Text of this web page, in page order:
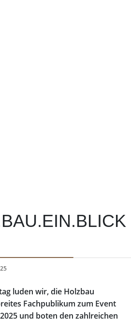
luden wir, die Holzbau
Fachpublikum zum Event
und boten den zahlreichen